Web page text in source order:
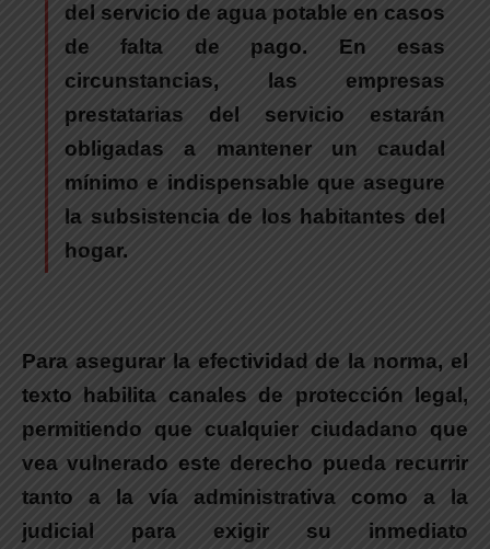
del servicio de agua potable en casos
de falta de pago. En esas
circunstancias, las empresas
prestatarias del servicio estarán
obligadas a mantener un caudal
mínimo e indispensable que asegure
la subsistencia de los habitantes del
hogar.
Para asegurar la efectividad de la norma, el
texto habilita canales de protección legal ,
permitiendo que cualquier ciudadano que
vea vulnerado este derecho pueda recurrir
tanto a la vía administrativa como a la
judicial para exigir su inmediato